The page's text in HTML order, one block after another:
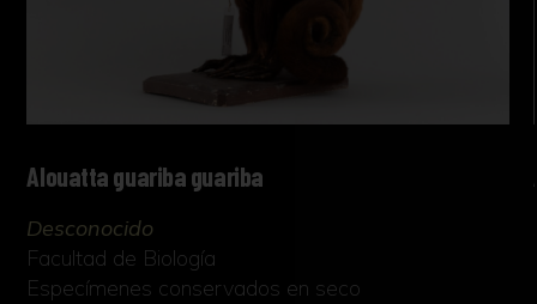
Alouatta guariba guariba
Desconocido
Facultad de Biología
Especímenes conservados en seco